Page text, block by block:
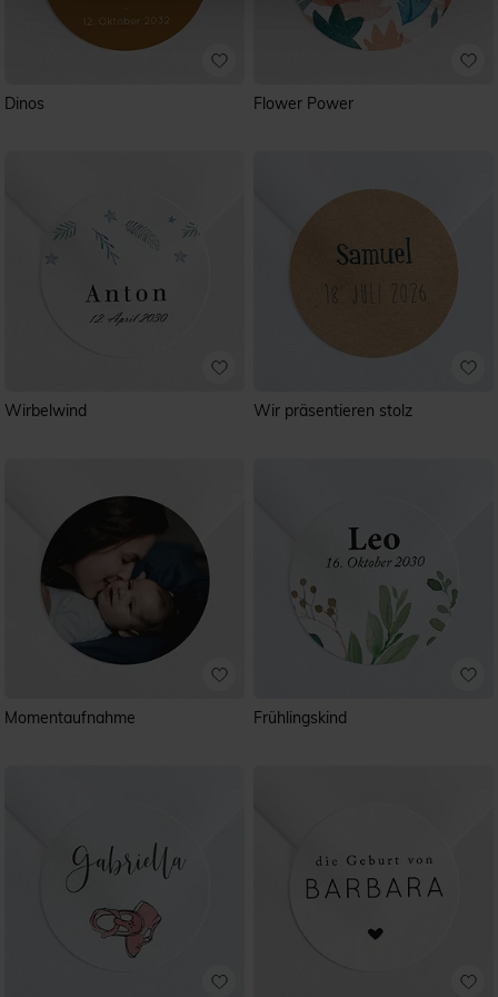
Dinos Flower Power
Wirbelwind Wir präsentieren stolz
Momentaufnahme Frühlingskind